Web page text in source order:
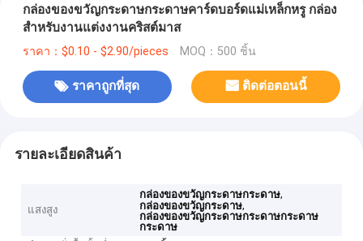
กล่องของขวัญกระดาษกระดาษคาร์ดบอร์ดแม่เหล็กหรู กล่อง
สําหรับงานแต่งงานคริสต์มาส
ราคา：$0.10 - $2.90/pieces MOQ：500 ชิ้น
ราคาถูกที่สุด ติดต่อตอนนี้
รายละเอียดสินค้า
แสงสูง
กล่องของขวัญกระดาษกระดาษ,
กล่องของขวัญกระดาษ,
กล่องของขวัญกระดาษกระดาษกระดาษ
กระดาษ